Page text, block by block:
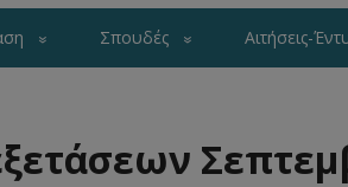
Σπουδές Αιτήσεις-